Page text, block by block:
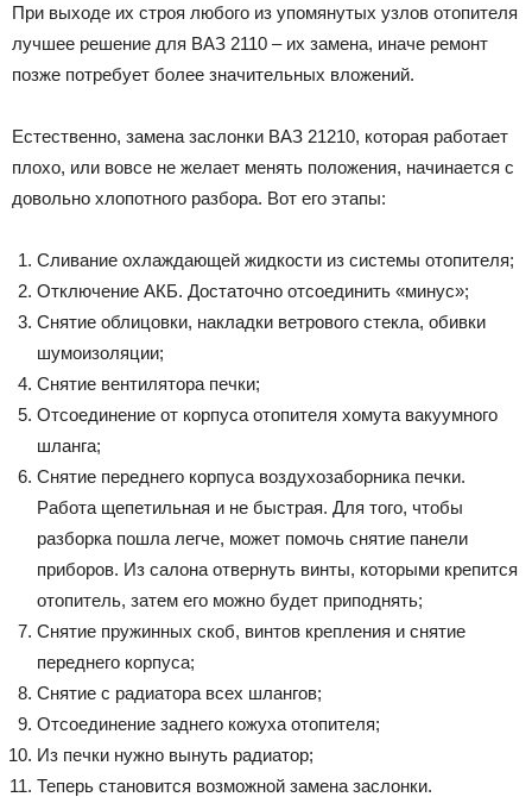
При выходе их строя любого из упомянутых узлов отопителя
лучшее решение для ВАЗ 2110 – их замена, иначе ремонт
позже потребует более значительных вложений.
Естественно, замена заслонки ВАЗ 21210, которая работает
плохо, или вовсе не желает менять положения, начинается с
довольно хлопотного разбора. Вот его этапы:
Сливание охлаждающей жидкости из системы отопителя;
Отключение АКБ. Достаточно отсоединить «минус»;
Снятие облицовки, накладки ветрового стекла, обивки
шумоизоляции;
Снятие вентилятора печки;
Отсоединение от корпуса отопителя хомута вакуумного
шланга;
Снятие переднего корпуса воздухозаборника печки.
Работа щепетильная и не быстрая. Для того, чтобы
разборка пошла легче, может помочь снятие панели
приборов. Из салона отвернуть винты, которыми крепится
отопитель, затем его можно будет приподнять;
Снятие пружинных скоб, винтов крепления и снятие
переднего корпуса;
Снятие с радиатора всех шлангов;
Отсоединение заднего кожуха отопителя;
Из печки нужно вынуть радиатор;
Теперь становится возможной замена заслонки.